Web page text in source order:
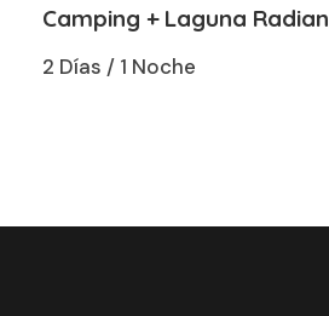
Camping + Laguna Radian
2 Días / 1 Noche